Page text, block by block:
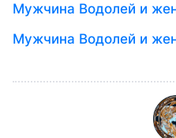
Мужчина Водолей и
Мужчина Водолей и